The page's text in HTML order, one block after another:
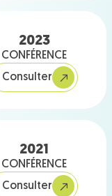
2023
CONFÉRENCE
Consulter
2021
CONFÉRENCE
Consulter